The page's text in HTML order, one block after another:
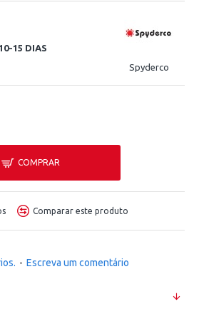
15 DIAS
Spyderco
- Escreva um comentário
COMPRAR
Comparar este produto